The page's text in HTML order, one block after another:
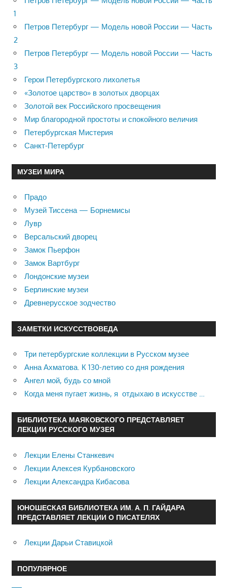
1
Петров Петербург — Модель новой России — Часть
2
Петров Петербург — Модель новой России — Часть
3
Герои Петербургского лихолетья
«Золотое царство» в золотых дворцах
Золотой век Российского просвещения
Мир благородной простоты и спокойного величия
Петербургская Мистерия
Санкт-Петербург
МУЗЕИ МИРА
Прадо
Музей Тиссена — Борнемисы
Лувр
Версальский дворец
Замок Пьерфон
Замок Вартбург
Лондонские музеи
Берлинские музеи
Древнерусское зодчество
ЗАМЕТКИ ИСКУССТВОВЕДА
Три петербургские коллекции в Русском музее
Анна Ахматова. К 130-летию со дня рождения
Ангел мой, будь со мной
Когда меня пугает жизнь, я отдыхаю в искусстве …
БИБЛИОТЕКА МАЯКОВСКОГО ПРЕДСТАВЛЯЕТ
ЛЕКЦИИ РУССКОГО МУЗЕЯ
Лекции Елены Станкевич
Лекции Алексея Курбановского
Лекции Александра Кибасова
ЮНОШЕСКАЯ БИБЛИОТЕКА ИМ. А. П. ГАЙДАРА
ПРЕДСТАВЛЯЕТ ЛЕКЦИИ О ПИСАТЕЛЯХ
Лекции Дарьи Ставицкой
ПОПУЛЯРНОЕ